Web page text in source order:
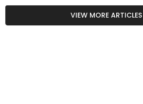
طرح دکھنے والی اس جڑی
بوٹی کا کیا نام ہے اور یہ
کو
VIEW MORE ARTICLES